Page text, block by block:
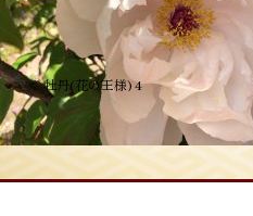
投
稿
ナ
ビ
≪牡丹(花の王様) 4